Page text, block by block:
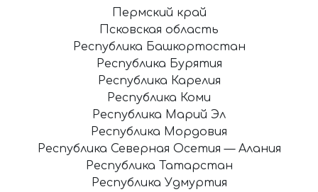
Пермский край
Псковская область
Республика Башкортостан
Республика Бурятия
Республика Карелия
Республика Коми
Республика Марий Эл
Республика Мордовия
Республика Северная Осетия — Алания
Республика Татарстан
Республика Удмуртия